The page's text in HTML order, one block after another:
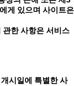
게 있으며 사이트은
한 사항은 서비스
시일에 특별한 사